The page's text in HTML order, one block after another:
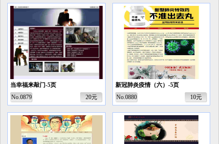
当幸福来敲门-5页
No.0879
20元
新冠肺炎疫情（六）-5页
No.0880
10元